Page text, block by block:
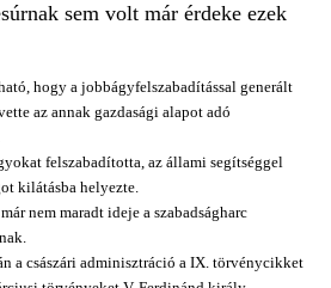
sem volt már érdeke ezek
hogy a jobbágyfelszabadítással generált
az annak gazdasági alapot adó
felszabadította, az állami segítséggel
kilátásba helyezte.
nem maradt ideje a szabadságharc
a császári adminisztráció a IX. törvénycikket